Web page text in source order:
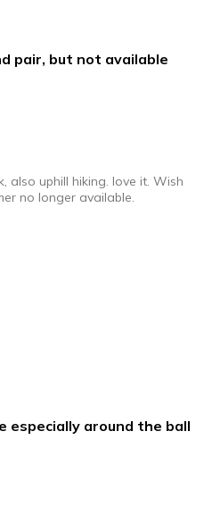
pair, but not available
also uphill hiking. love it. Wish
no longer available.
especially around the ball